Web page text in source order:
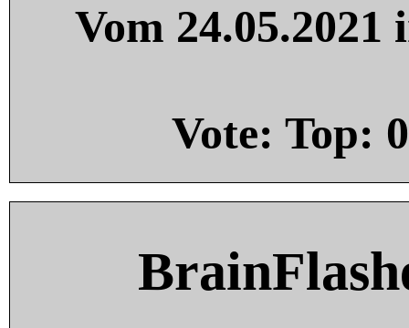
Vom
Vote: Top: 0